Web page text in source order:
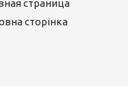
страница
сторінка